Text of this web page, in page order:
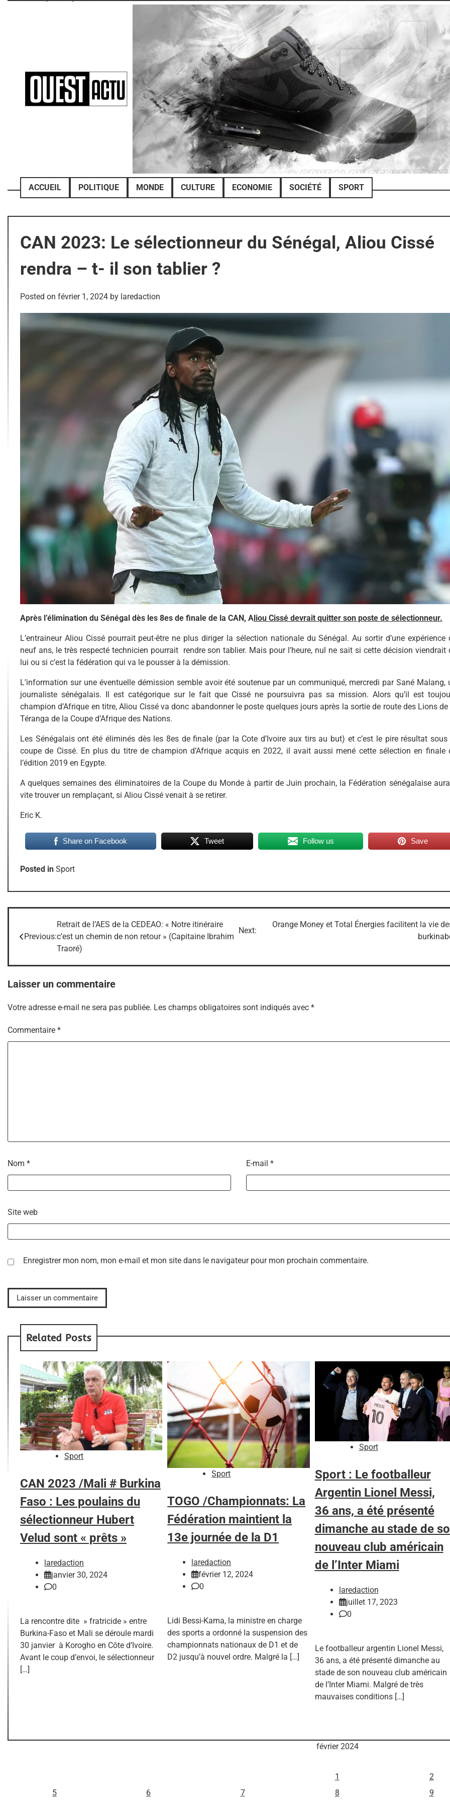
ACCUEIL POLITIQUE MONDE CULTURE ECONOMIE SOCIÉTÉ SPORT
CAN 2023: Le sélectionneur du Sénégal, Aliou Cissé
rendra – t- il son tablier ?
Posted on février 1, 2024 by laredaction
Après l’élimination du Sénégal dès les 8es de finale de la CAN, A liou Cissé devrait quitter son poste de sélectionneur.
L’entraineur Aliou Cissé pourrait peut-être ne plus diriger la sélection nationale du Sénégal. Au sortir d’une expérience
neuf ans, le très respecté technicien pourrait rendre son tablier. Mais pour l’heure, nul ne sait si cette décision viendrait
lui ou si c’est la fédération qui va le pousser à la démission.
L’information sur une éventuelle démission semble avoir été soutenue par un communiqué, mercredi par Sané Malang,
journaliste sénégalais. Il est catégorique sur le fait que Cissé ne poursuivra pas sa mission. Alors qu’il est
champion d’Afrique en titre, Aliou Cissé va donc abandonner le poste quelques jours après la sortie de route des Lions
Téranga de la Coupe d’Afrique des Nations.
Les Sénégalais ont été éliminés dès les 8es de finale (par la Cote d’Ivoire aux tirs au but) et c’est le pire résultat sous
coupe de Cissé. En plus du titre de champion d’Afrique acquis en 2022, il avait aussi mené cette sélection en finale
l’édition 2019 en Egypte.
A quelques semaines des éliminatoires de la Coupe du Monde à partir de Juin prochain, la Fédération sénégalaise
vite trouver un remplaçant, si Aliou Cissé venait à se retirer.
Eric K.
Share on Facebook Tweet Follow us Save
Posted in Sport
Navigation
l’article
Previous:
Retrait de l’AES de la CEDEAO: « Notre itinéraire
c’est un chemin de non retour » (Capitaine Ibrahim
Traoré)
Next:
Orange Money et Total Énergies facilitent la vie
Laisser un commentaire
Votre adresse e-mail ne sera pas publiée. Les champs obligatoires sont indiqués avec *
Commentaire *
Nom * E-mail *
Site web
Enregistrer mon nom, mon e-mail et mon site dans le navigateur pour mon prochain commentaire.
Related Posts
Sport
CAN 2023 /Mali # Burkina
Faso : Les poulains du
sélectionneur Hubert
Velud sont « prêts »
laredaction
janvier 30, 2024
0
La rencontre dite » fratricide » entre
Burkina-Faso et Mali se déroule mardi
30 janvier à Korogho en Côte d’Ivoire.
Avant le coup d’envoi, le sélectionneur
[…]
Sport
TOGO /Championnats: La
Fédération maintient la
13e journée de la D1
laredaction
février 12, 2024
0
Lidi Bessi-Kama, la ministre en charge
des sports a ordonné la suspension des
championnats nationaux de D1 et de
D2 jusqu’à nouvel ordre. Malgré la […]
Sport
Sport : Le footballeur
Argentin Lionel Messi,
36 ans, a été présenté
dimanche au stade de
nouveau club américain
de l’Inter Miami
laredaction
juillet 17, 2023
0
Le footballeur argentin Lionel Messi,
36 ans, a été présenté dimanche au
stade de son nouveau club américain
de l’Inter Miami. Malgré de très
mauvaises conditions […]
février 2024
1
2
5
6 7 8 9